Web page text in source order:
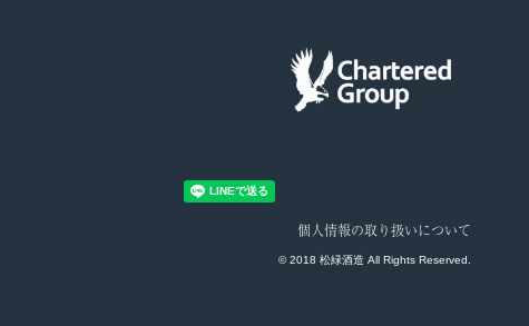
個人情報の取り扱いについて
© 2018 松緑酒造 All Rights Reserved.